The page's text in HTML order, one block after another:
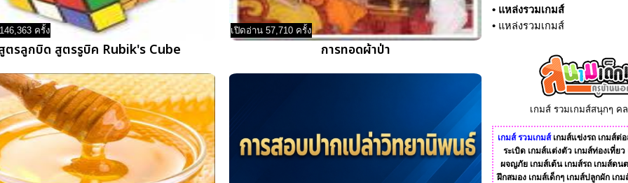
ครั้ง
ตรลูกบิด สูตรรูบิค Rubik's Cube
เปิดอ่าน 57,710 ครั้ง
การทอดผ้าป่า
• แหล่งรวมเกมส์
• แหล่งรวมเกมส์
เกมส์ รวมเกมส์สนุกๆ ค
เกมส์ รวมเกมส์ เกมส์แข่งรถ เกมส์ต่อ
ระเบิด เกมส์แต่งตัว เกมส์ท่องเที่ยว
ผจญภัย เกมส์เต้น เกมส์รถ เกมส์ดน
ฝึกสมอง เกมส์เด็กๆ เกมส์ปลูกผัก เก